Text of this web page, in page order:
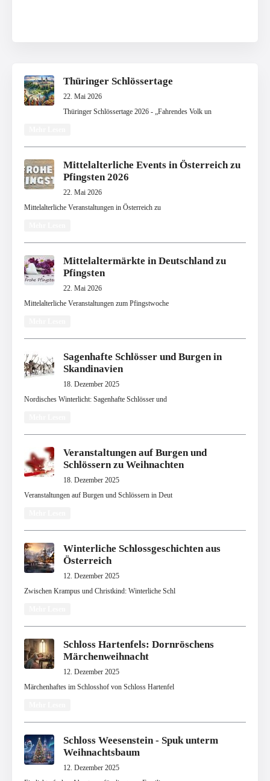
Thüringer Schlössertage
22. Mai 2026
Thüringer Schlössertage 2026 - „Fahrendes Volk un
Mittelalterliche Events in Österreich zu
Pfingsten 2026
22. Mai 2026
Mittelalterliche Veranstaltungen in Österreich zu
Mittelaltermärkte in Deutschland zu
Pfingsten
22. Mai 2026
Mittelalterliche Veranstaltungen zum Pfingstwoche
Sagenhafte Schlösser und Burgen in
Skandinavien
18. Dezember 2025
Nordisches Winterlicht: Sagenhafte Schlösser und
Veranstaltungen auf Burgen und
Schlössern zu Weihnachten
18. Dezember 2025
Veranstaltungen auf Burgen und Schlössern in Deut
Winterliche Schlossgeschichten aus
Österreich
12. Dezember 2025
Zwischen Krampus und Christkind: Winterliche Schl
Schloss Hartenfels: Dornröschens
Märchenweihnacht
12. Dezember 2025
Märchenhaftes im Schlosshof von Schloss Hartenfel
Schloss Weesenstein - Spuk unterm
Weihnachtsbaum
12. Dezember 2025